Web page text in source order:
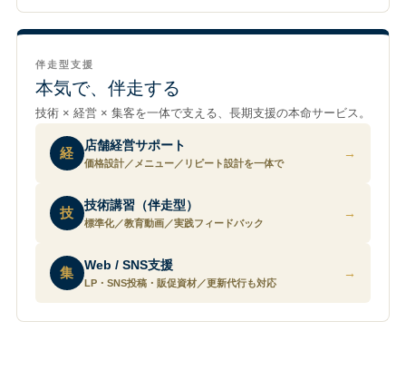
伴走型支援
本気で、伴走する
技術 × 経営 × 集客を一体で支える、長期支援の本命サービス。
経
店舗経営サポート
価格設計／メニュー／リピート設計を一体で
→
技
技術講習（伴走型）
標準化／教育動画／実践フィードバック
→
集
Web / SNS支援
LP・SNS投稿・販促資材／更新代行も対応
→